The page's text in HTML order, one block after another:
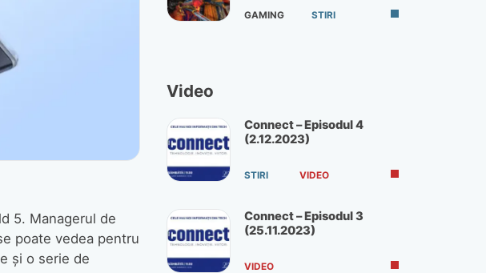
5. Managerul de
poate vedea pentru
și o serie de
God of War
GAMING STIRI
Video
Connect – Episodul 4
(2.12.2023)
STIRI VIDEO
Connect – Episodul 3
(25.11.2023)
VIDEO